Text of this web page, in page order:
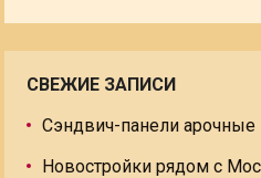
СВЕЖИЕ ЗАПИСИ
Сэндвич-панели арочные
Новостройки рядом с